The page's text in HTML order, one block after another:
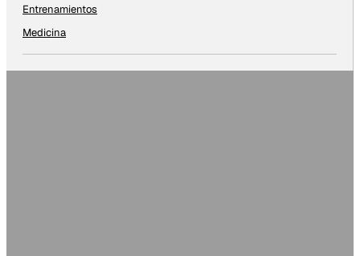
Entrenamientos
Medicina